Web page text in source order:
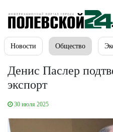
Новости Общество
Денис Паслер
экспорт
30 июля 2025